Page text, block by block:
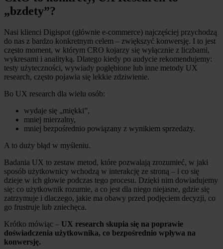
„bzdety”?
Nasi klienci Digispot (głównie e-commerce) najczęściej przychodzą
do nas z bardzo konkretnym celem – zwiększyć konwersję. I to jest
często moment, w którym CRO kojarzy się wyłącznie z liczbami,
wykresami i analityką. Dlatego kiedy po audycie rekomendujemy:
testy użyteczności, wywiady pogłębione lub inne metody UX
research, często pojawia się lekkie zdziwienie.
Bo UX research dla wielu osób:
wydaje się „miękki”,
mniej mierzalny,
mniej bezpośrednio powiązany z wynikiem sprzedaży.
A to duży błąd w myśleniu.
Badania UX to zestaw metod, które pozwalają zrozumieć, w jaki
sposób użytkownicy wchodzą w interakcję ze stroną – i co się
dzieje w ich głowie podczas tego procesu. Dzięki nim dowiadujemy
się: co użytkownik rozumie, a co jest dla niego niejasne, gdzie się
zatrzymuje i dlaczego, jakie ma obawy przed podjęciem decyzji, co
go frustruje lub zniechęca.
Krótko mówiąc – UX research skupia się na poprawie
doświadczenia użytkownika, co bezpośrednio wpływa na
konwersję.